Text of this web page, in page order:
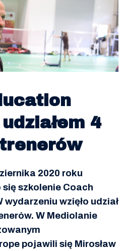
4
2020 roku
się szkolenie Coach
wydarzeniu wzięło udział
W Mediolanie
pojawili się Mirosław